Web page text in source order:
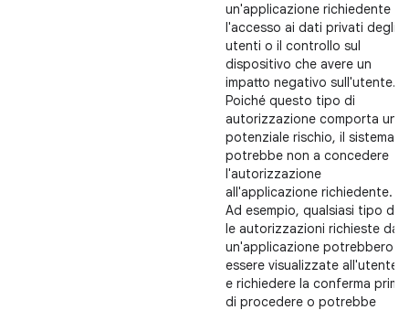
un'applicazione richiedente
l'accesso ai dati privati degli
utenti o il controllo sul
dispositivo che avere un
impatto negativo sull'utente.
Poiché questo tipo di
autorizzazione comporta un
potenziale rischio, il sistema
potrebbe non a concedere
l'autorizzazione
all'applicazione richiedente.
Ad esempio, qualsiasi tipo di
le autorizzazioni richieste da
un'applicazione potrebbero
essere visualizzate all'utente
e richiedere la conferma prima
di procedere o potrebbe